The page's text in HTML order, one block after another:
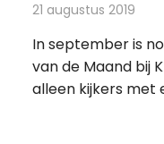
21 augustus 2019
In september is
van de Maand bij
alleen kijkers met